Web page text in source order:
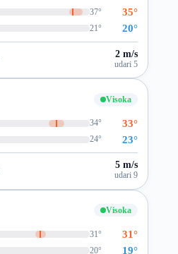
37° 35°
21° 20°
2 m/s
udari 5
Visoka
34° 33°
24° 23°
5 m/s
udari 9
Visoka
31° 31°
20° 19°